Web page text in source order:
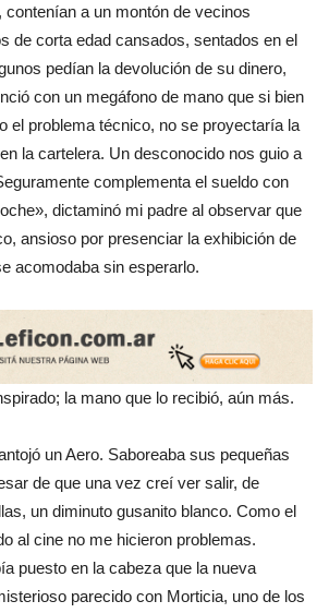
contenían a un montón de vecinos
de corta edad cansados, sentados en el
pedían la devolución de su dinero,
con un megáfono de mano que si bien
el problema técnico, no se proyectaría la
la cartelera. Un desconocido nos guio a
complementa el sueldo con
dictaminó mi padre al observar que
ansioso por presenciar la exhibición de
acomodaba sin esperarlo.
la mano que lo recibió, aún más.
un Aero. Saboreaba sus pequeñas
de que una vez creí ver salir, de
un diminuto gusanito blanco. Como el
al cine no me hicieron problemas.
puesto en la cabeza que la nueva
parecido con Morticia, uno de los